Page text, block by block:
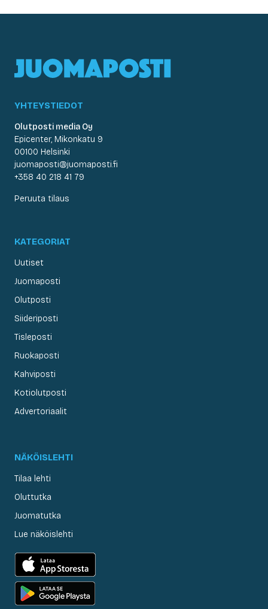
YHTEYSTIEDOT
Olutposti media Oy
Epicenter, Mikonkatu 9
00100 Helsinki
juomaposti@juomaposti.fi
+358 40 218 41 79
Peruuta tilaus
KATEGORIAT
Uutiset
Juomaposti
Olutposti
Siideriposti
Tisleposti
Ruokaposti
Kahviposti
Kotiolutposti
Advertoriaalit
NÄKÖISLEHTI
Tilaa lehti
Oluttutka
Juomatutka
Lue näköislehti